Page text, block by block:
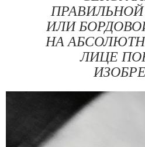
ИЛИ
НА
ЛИЦЕ